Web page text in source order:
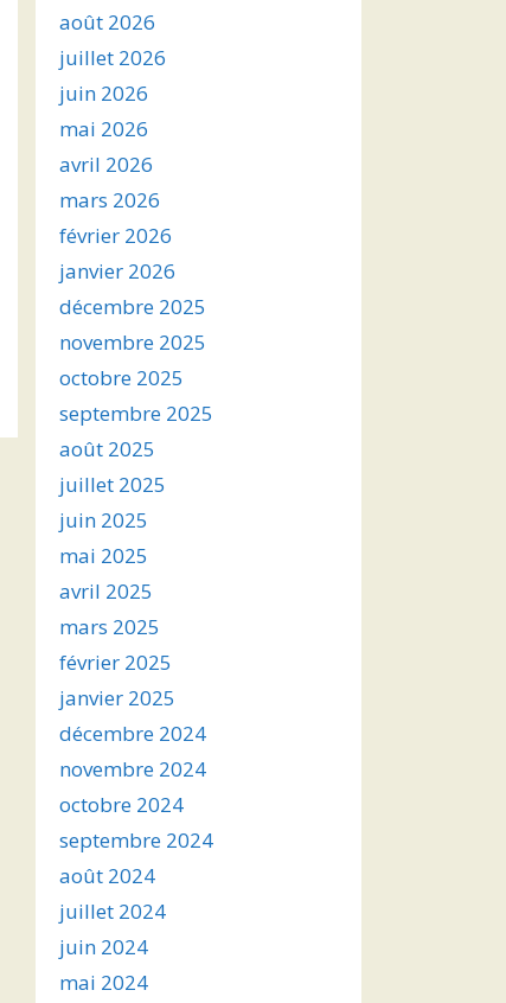
août 2026
juillet 2026
juin 2026
mai 2026
avril 2026
mars 2026
février 2026
janvier 2026
décembre 2025
novembre 2025
octobre 2025
septembre 2025
août 2025
juillet 2025
juin 2025
mai 2025
avril 2025
mars 2025
février 2025
janvier 2025
décembre 2024
novembre 2024
octobre 2024
septembre 2024
août 2024
juillet 2024
juin 2024
mai 2024